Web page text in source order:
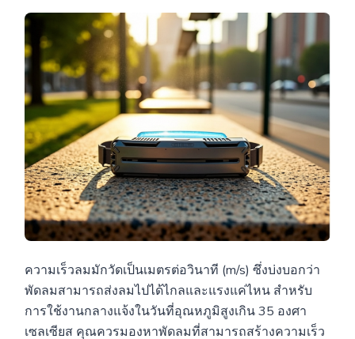
ความเร็วลมมักวัดเป็นเมตรต่อวินาที (m/s) ซึ่งบ่งบอกว่า
พัดลมสามารถส่งลมไปได้ไกลและแรงแค่ไหน สำหรับ
การใช้งานกลางแจ้งในวันที่อุณหภูมิสูงเกิน 35 องศา
เซลเซียส คุณควรมองหาพัดลมที่สามารถสร้างความเร็ว